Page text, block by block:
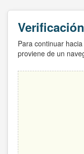
Para continuar
proviene de un